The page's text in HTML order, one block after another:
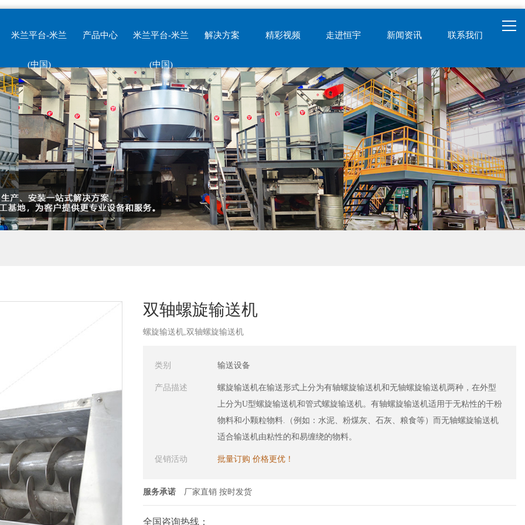
米兰平台-米兰
(中国)
产品中心 米兰平台-米兰
(中国)
解决方案 精彩视频 走进恒宇 新闻资讯 联系我们
双轴螺旋输送机
螺旋输送机,双轴螺旋输送机
类别 输送设备
产品描述
螺旋输送机在输送形式上分为有轴螺旋输送机和无轴螺旋输送机两种，在外型
上分为U型螺旋输送机和管式螺旋输送机。有轴螺旋输送机适用于无粘性的干粉
物料和小颗粒物料.（例如：水泥、粉煤灰、石灰、粮食等）而无轴螺旋输送机
适合输送机由粘性的和易缠绕的物料。
促销活动 批量订购 价格更优！
服务承诺 厂家直销 按时发货
全国咨询热线：